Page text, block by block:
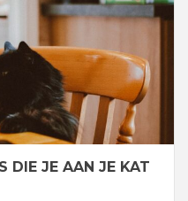
DIE JE AAN JE KAT